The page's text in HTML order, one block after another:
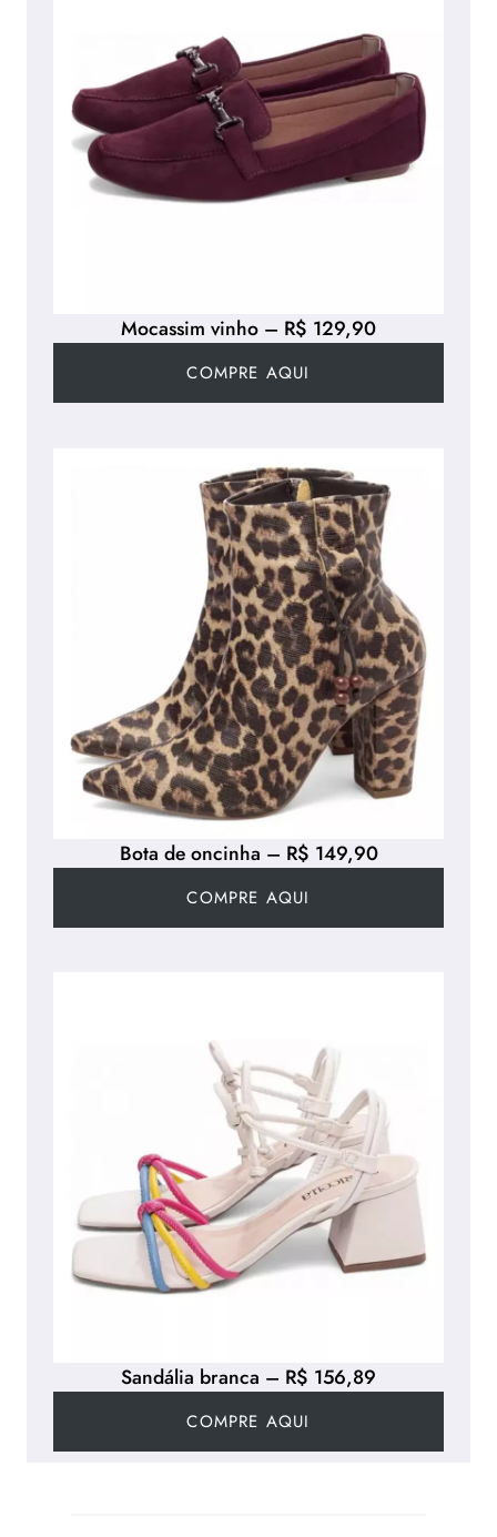
Sandália branca – R$ 156,89
COMPRE AQUI
Mocassim vinho – R$ 129,90
COMPRE AQUI
Bota de oncinha – R$ 149,90
COMPRE AQUI